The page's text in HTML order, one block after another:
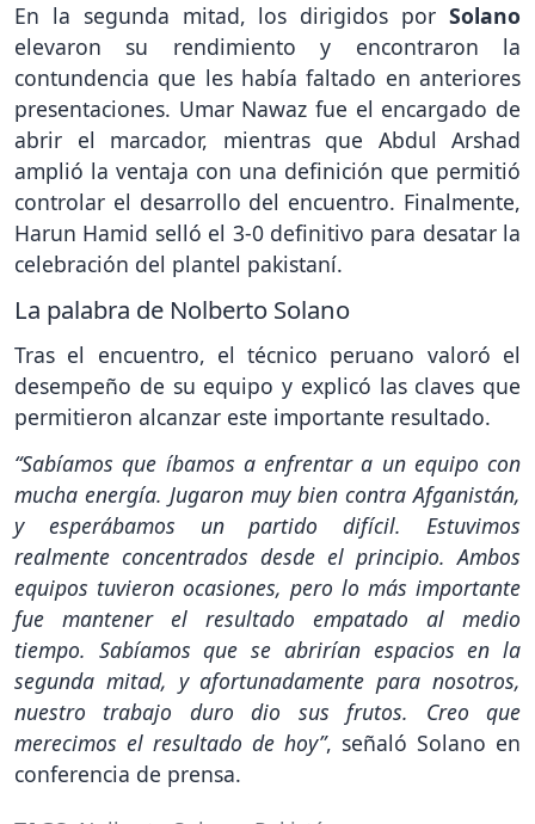
En la segunda mitad, los dirigidos por Solano
elevaron su rendimiento y encontraron la
contundencia que les había faltado en anteriores
presentaciones. Umar Nawaz fue el encargado de
abrir el marcador, mientras que Abdul Arshad
amplió la ventaja con una definición que permitió
controlar el desarrollo del encuentro. Finalmente,
Harun Hamid selló el 3-0 definitivo para desatar la
celebración del plantel pakistaní.
La palabra de Nolberto Solano
Tras el encuentro, el técnico peruano valoró el
desempeño de su equipo y explicó las claves que
permitieron alcanzar este importante resultado.
“Sabíamos que íbamos a enfrentar a un equipo con
mucha energía. Jugaron muy bien contra Afganistán,
y esperábamos un partido difícil. Estuvimos
realmente concentrados desde el principio. Ambos
equipos tuvieron ocasiones, pero lo más importante
fue mantener el resultado empatado al medio
tiempo. Sabíamos que se abrirían espacios en la
segunda mitad, y afortunadamente para nosotros,
nuestro trabajo duro dio sus frutos. Creo que
merecimos el resultado de hoy”, señaló Solano en
conferencia de prensa.